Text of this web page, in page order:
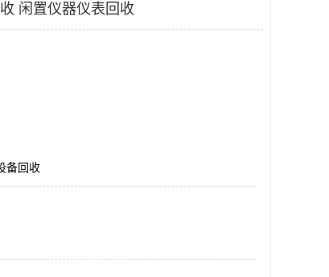
闲置仪器仪表回收
备回收